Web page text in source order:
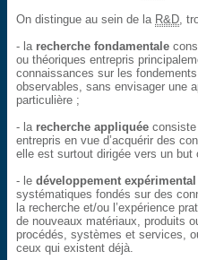
On distingue au sein de la R&D ,
- la recherche fondamentale
ou théoriques entrepris
connaissances sur les
observables, sans envisager une
particulière ;
- la recherche appliquée
entrepris en vue d’acquérir des
elle est surtout dirigée vers un but
- ledéveloppement expérimental
systématiques fondés sur des
la recherche et/ou l’expérience
de nouveaux matériaux, produits
procédés, systèmes et services,
ceux qui existent déjà.